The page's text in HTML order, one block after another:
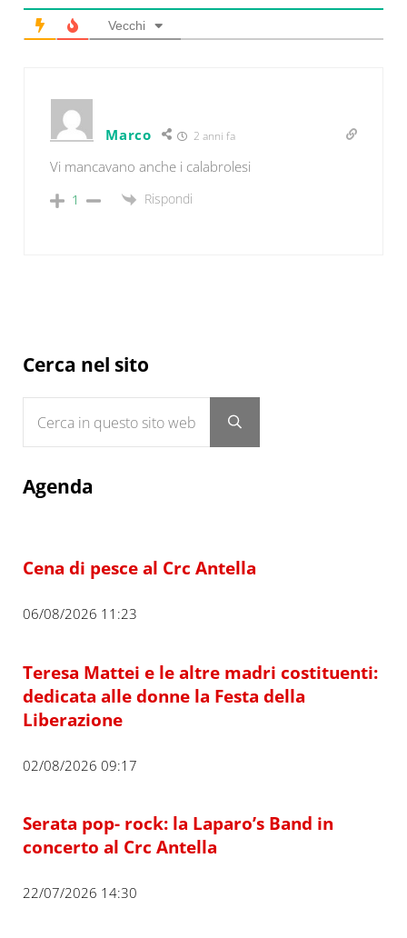
Vecchi
Marco 2 anni fa
Vi mancavano anche i calabrolesi
1 Rispondi
Sidebar
Cerca nel sito
Submit search
Agenda
Cena di pesce al Crc Antella
06/08/2026 11:23
Teresa Mattei e le altre madri costituenti:
dedicata alle donne la Festa della
Liberazione
02/08/2026 09:17
Serata pop- rock: la Laparo’s Band in
concerto al Crc Antella
22/07/2026 14:30